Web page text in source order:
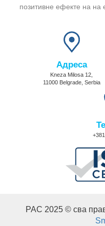
позитивне ефекте на на
Адреса
Kneza Milosa 12,
11000 Belgrade, Serbia
РАС 2025 © сва